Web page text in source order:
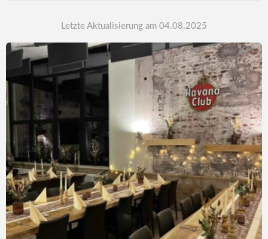
Letzte Aktualisierung am 04.08.2025